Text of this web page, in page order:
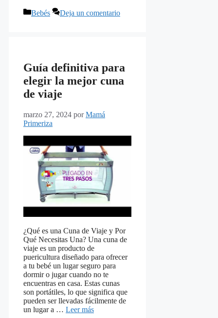
Categorías
Bebés Deja un comentario
Guía definitiva para
elegir la mejor cuna
de viaje
marzo 27, 2024 porMamá
Primeriza
¿Qué es una Cuna de Viaje y Por
Qué Necesitas Una? Una cuna de
viaje es un producto de
puericultura diseñado para ofrecer
a tu bebé un lugar seguro para
dormir o jugar cuando no te
encuentras en casa. Estas cunas
son portátiles, lo que significa que
pueden ser llevadas fácilmente de
un lugar a … Leer más